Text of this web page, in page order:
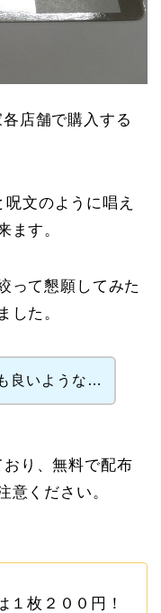
店舗で購入する
呪文のように唱え
ます。
って懇願してみた
した。
良いような…
おり、無料で配布
意ください。
枚２００円！